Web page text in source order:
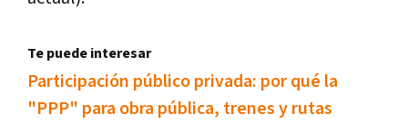
Te puede interesar
Participación público privada: por qué la
"PPP" para obra pública, trenes y rutas